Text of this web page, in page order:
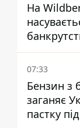
На
Reuters
07:33
Бензин з
заганяє
пастку